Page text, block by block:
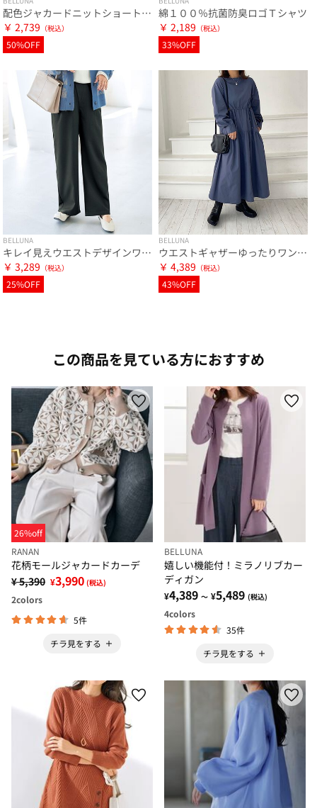
配色ジャカードニットショートカーディガン
￥ 2,739
50%OFF
綿１００％抗菌防臭ロゴＴシャツ
￥ 2,189
33%OFF
BELLUNA
キレイ見えウエストデザインワイドストレートパンツ
￥ 3,289
25%OFF
BELLUNA
ウエストギャザーゆったりワンピース
￥ 4,389
43%OFF
この商品を見ている方におすすめ
26%off
RANAN
花柄モールジャカードカーデ
¥ 5,390 ¥3,990 (税込)
2colors
5件
チラ見をする
BELLUNA
嬉しい機能付！ミラノリブカー
ディガン
¥4,389 ～ ¥5,489 (税込)
4colors
35件
チラ見をする